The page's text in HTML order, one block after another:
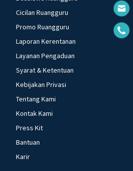
Cicilan Ruangguru
Promo Ruangguru
Laporan Kerentanan
Layanan Pengaduan
Syarat & Ketentuan
Kebijakan Privasi
Tentang Kami
Kontak Kami
Press Kit
Bantuan
Karir